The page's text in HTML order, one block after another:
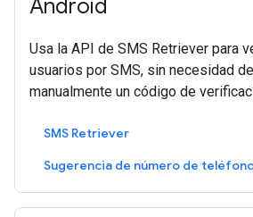
Android
Usa la API de SMS Retriever para
usuarios por SMS, sin necesidad
manualmente un código de
SMS Retriever
Sugerencia de número de